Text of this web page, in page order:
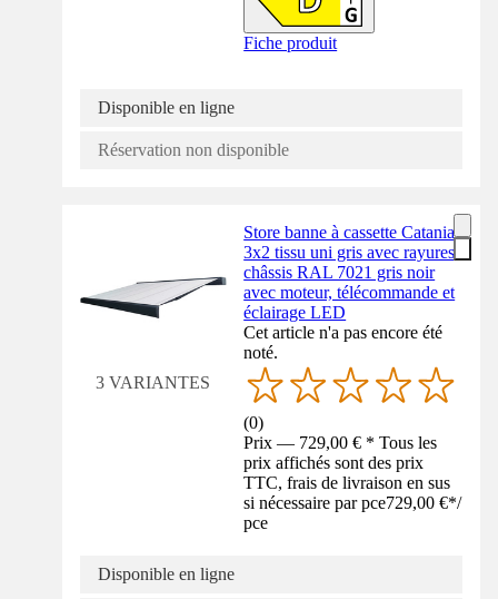
Fiche produit
Disponible en ligne
Réservation non disponible
3 VARIANTES
Store banne à cassette Catania
3x2 tissu uni gris avec rayures
châssis RAL 7021 gris noir
avec moteur, télécommande et
éclairage LED
Cet article n'a pas encore été
noté.
(0)
Prix — 729,00 € * Tous les
prix affichés sont des prix
TTC, frais de livraison en sus
si nécessaire par pce729,00 €*/
pce
Disponible en ligne